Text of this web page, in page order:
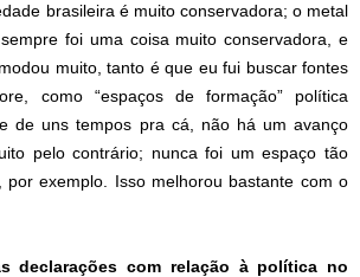
brasileira é muito conservadora; o metal
foi uma coisa muito conservadora, e
muito, tanto é que eu fui buscar fontes
como “espaços de formação” política
de uns tempos pra cá, não há um avanço
pelo contrário; nunca foi um espaço tão
por exemplo. Isso melhorou bastante com o
declarações com relação à política no